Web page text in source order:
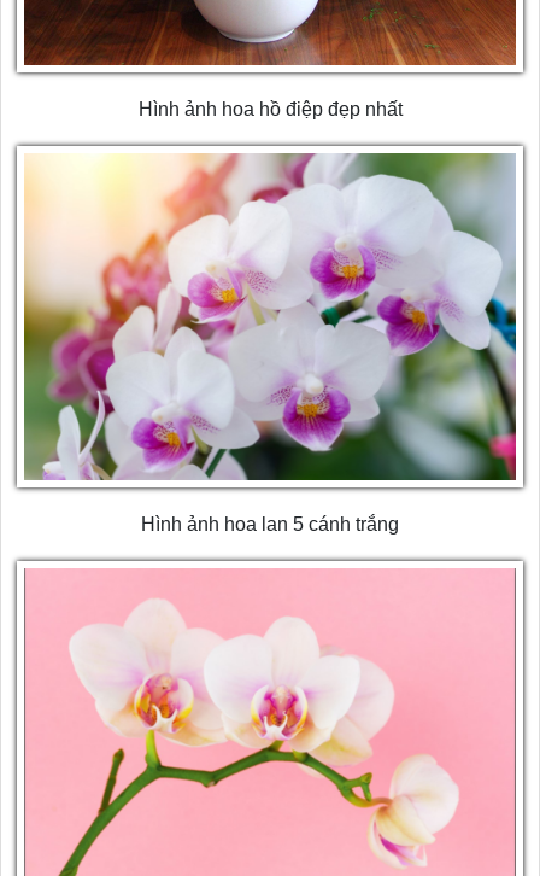
Hình ảnh hoa hồ điệp đẹp nhất
Hình ảnh hoa lan 5 cánh trắng